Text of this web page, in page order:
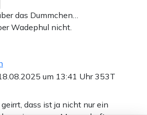
das Dummchen…
Wadephul nicht.
um 13:41 Uhr353T
dass ist ja nicht nur ein